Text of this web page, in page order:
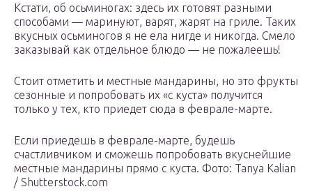
Кстати, об осьминогах: здесь их готовят разными
способами — маринуют, варят, жарят на гриле. Таких
вкусных осьминогов я не ела нигде и никогда. Смело
заказывай как отдельное блюдо — не пожалеешь!
Стоит отметить и местные мандарины, но это фрукты
сезонные и попробовать их «с куста» получится
только у тех, кто приедет сюда в феврале-марте.
Если приедешь в феврале-марте, будешь
счастливчиком и сможешь попробовать вкуснейшие
местные мандарины прямо с куста. Фото: Tanya Kalian
/ Shutterstock.com